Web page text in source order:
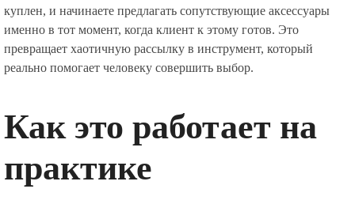
куплен, и начинаете предлагать сопутствующие аксессуары
именно в тот момент, когда клиент к этому готов. Это
превращает хаотичную рассылку в инструмент, который
реально помогает человеку совершить выбор.
Как это работает на
практике